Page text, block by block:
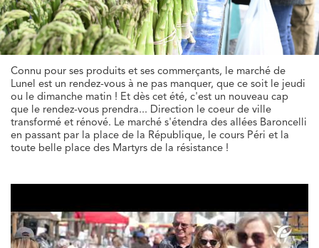
Connu pour ses produits et ses commerçants, le marché de
Lunel est un rendez-vous à ne pas manquer, que ce soit le jeudi
ou le dimanche matin ! Et dès cet été, c'est un nouveau cap
que le rendez-vous prendra... Direction le coeur de ville
transformé et rénové. Le marché s'étendra des allées Baroncelli
en passant par la place de la République, le cours Péri et la
toute belle place des Martyrs de la résistance !